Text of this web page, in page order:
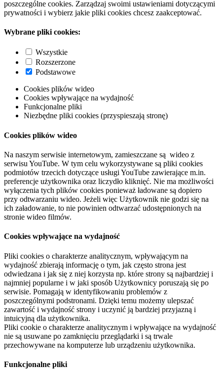
poszczególne cookies. Zarządzaj swoimi ustawieniami dotyczącymi
prywatności i wybierz jakie pliki cookies chcesz zaakceptować.
Wybrane pliki cookies:
Wszystkie
Rozszerzone
Podstawowe
Cookies plików wideo
Cookies wpływające na wydajność
Funkcjonalne pliki
Niezbędne pliki cookies (przyspieszają stronę)
Cookies plików wideo
Na naszym serwisie internetowym, zamieszczane są wideo z
serwisu YouTube. W tym celu wykorzystywane są pliki cookies
podmiotów trzecich dotyczące usługi YouTube zawierające m.in.
preferencje użytkownika oraz liczydło kliknięć. Nie ma możliwości
wyłączenia tych plików cookies ponieważ ładowane są dopiero
przy odtwarzaniu wideo. Jeżeli więc Użytkownik nie godzi się na
ich załadowanie, to nie powinien odtwarzać udostępnionych na
stronie wideo filmów.
Cookies wpływające na wydajność
Pliki cookies o charakterze analitycznym, wpływającym na
wydajność zbierają informację o tym, jak często strona jest
odwiedzana i jak się z niej korzysta np. które strony są najbardziej i
najmniej popularne i w jaki sposób Użytkownicy poruszają się po
serwisie. Pomagają w identyfikowaniu problemów z
poszczególnymi podstronami. Dzięki temu możemy ulepszać
zawartość i wydajność strony i uczynić ją bardziej przyjazną i
intuicyjną dla użytkownika.
Pliki cookie o charakterze analitycznym i wpływające na wydajność
nie są usuwane po zamknięciu przeglądarki i są trwale
przechowywane na komputerze lub urządzeniu użytkownika.
Funkcjonalne pliki